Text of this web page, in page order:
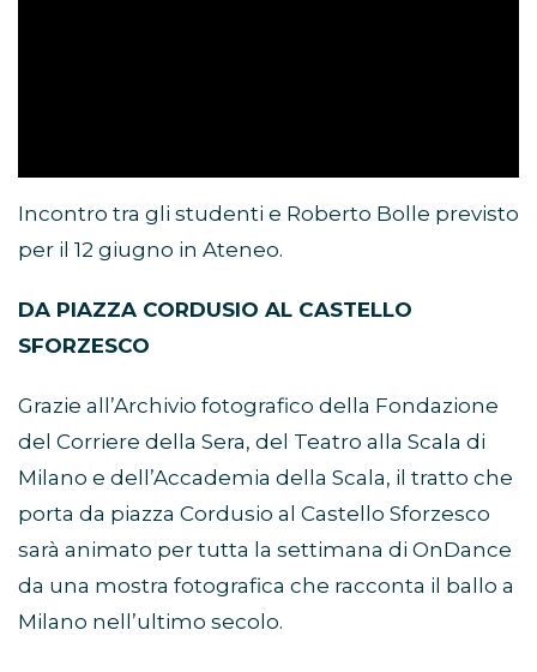
Incontro tra gli studenti e Roberto Bolle previsto
per il 12 giugno in Ateneo.
DA PIAZZA CORDUSIO AL CASTELLO
SFORZESCO
Grazie all’Archivio fotografico della Fondazione
del Corriere della Sera, del Teatro alla Scala di
Milano e dell’Accademia della Scala, il tratto che
porta da piazza Cordusio al Castello Sforzesco
sarà animato per tutta la settimana di OnDance
da una mostra fotografica che racconta il ballo a
Milano nell’ultimo secolo.